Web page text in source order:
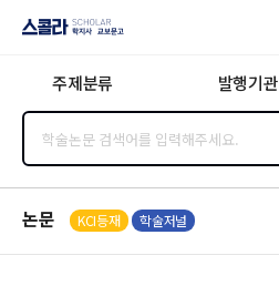
지사·교보문고
주제분류 발행기관
논문 KCI등재 학술저널